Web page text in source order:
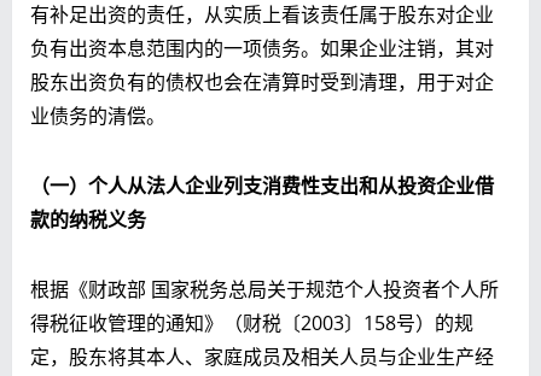
有补足出资的责任，从实质上看该责任属于股东对企业
负有出资本息范围内的一项债务。如果企业注销，其对
股东出资负有的债权也会在清算时受到清理，用于对企
业债务的清偿。
（一）个人从法人企业列支消费性支出和从投资企业借
款的纳税义务
根据《财政部 国家税务总局关于规范个人投资者个人所
得税征收管理的通知》（财税〔2003〕158号）的规
定，股东将其本人、家庭成员及相关人员与企业生产经